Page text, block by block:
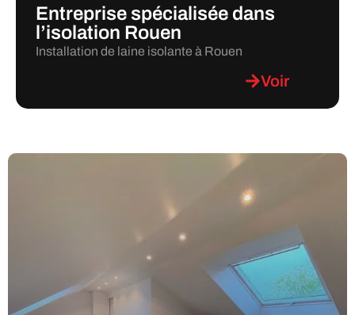
Entreprise spécialisée dans
l’isolation Rouen
Installation de laine isolante à Rouen
Voir